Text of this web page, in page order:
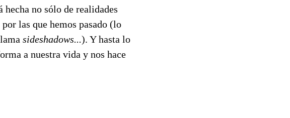
hecha no sólo de realidades
las que hemos pasado (lo
sideshadows...). Y hasta lo
a nuestra vida y nos hace